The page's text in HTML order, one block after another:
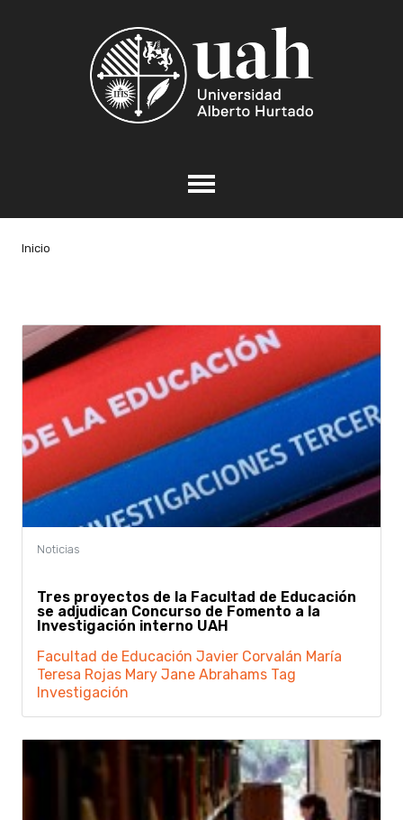
Inicio
Tres proyectos de la Facultad de Educación
se adjudican Concurso de Fomento a la
Investigación interno UAH
Facultad de Educación Javier Corvalán María
Teresa Rojas Mary Jane Abrahams Tag
Investigación